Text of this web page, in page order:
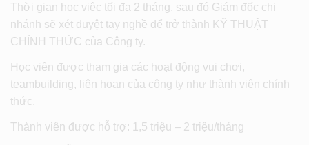
Thời gian học việc tối đa 2 tháng, sau đó Giám đốc chi
nhánh sẽ xét duyệt tay nghề để trở thành KỸ THUẬT
CHÍNH THỨC của Công ty.
Học viên được tham gia các hoạt động vui chơi,
teambuilding, liên hoan của công ty như thành viên chính
thức.
Thành viên được hỗ trợ: 1,5 triệu – 2 triệu/tháng